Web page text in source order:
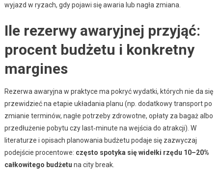
wyjazd w ryzach, gdy pojawi się awaria lub nagła zmiana.
Ile rezerwy awaryjnej przyjąć:
procent budżetu i konkretny
margines
Rezerwa awaryjna w praktyce ma pokryć wydatki, których nie da się
przewidzieć na etapie układania planu (np. dodatkowy transport po
zmianie terminów, nagłe potrzeby zdrowotne, opłaty za bagaż albo
przedłużenie pobytu czy last‑minute na wejścia do atrakcji). W
literaturze i opisach planowania budżetu podaje się zazwyczaj
podejście procentowe: często spotyka się widełki rzędu 10–20%
całkowitego budżetu na city break.